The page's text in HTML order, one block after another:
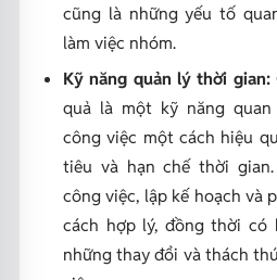
cũng là những yếu tố
làm việc nhóm.
Kỹ năng quản lý thời gian:
quả là một kỹ năng
công việc một cách hiệu
tiêu và hạn chế thời
công việc, lập kế hoạch và
cách hợp lý, đồng thời có
những thay đổi và thách